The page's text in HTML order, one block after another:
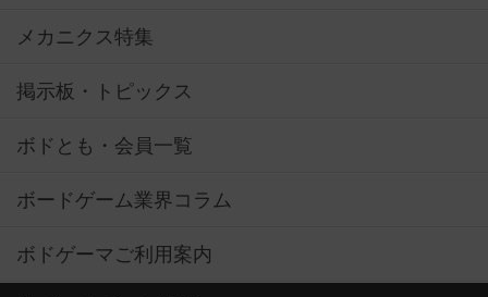
メカニクス特集
掲示板・トピックス
ボドとも・会員一覧
ボードゲーム業界コラム
ボドゲーマご利用案内